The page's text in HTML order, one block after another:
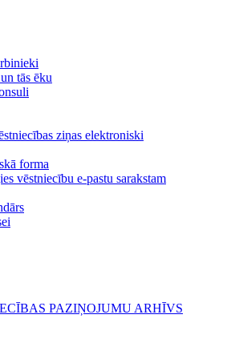
tās ēku
ziņas elektroniski
forma
vēstniecību e-pastu sarakstam
PAZIŅOJUMU ARHĪVS